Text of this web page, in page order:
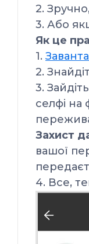
2.
3. Або
Як це
1.
2.
3.
селфі на
Захист
вашої
4. Все,